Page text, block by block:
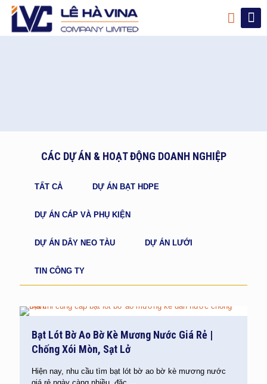
CÁC DỰ ÁN & HOẠT ĐỘNG DOANH NGHIỆP
TẤT CẢ DỰ ÁN BẠT HDPE
DỰ ÁN CÁP VÀ PHỤ KIỆN
DỰ ÁN DÂY NEO TÀU DỰ ÁN LƯỚI
TIN CÔNG TY
Bạt Lót Bờ Ao Bờ Kè Mương Nước Giá Rẻ |
Chống Xói Mòn, Sạt Lở
Hiện nay, nhu cầu tìm bạt lót bờ ao bờ kè mương nước